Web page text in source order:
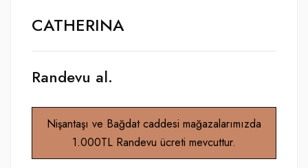
CATHERINA
Randevu al.
Nişantaşı ve Bağdat caddesi mağazalarımızda
1.000TL Randevu ücreti mevcuttur.